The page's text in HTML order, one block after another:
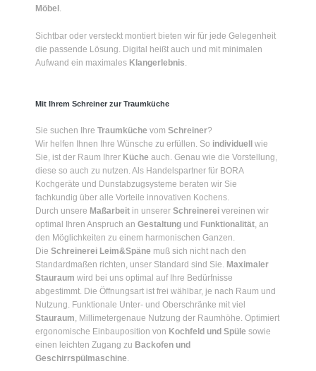
Möbel .
Sichtbar oder versteckt montiert bieten wir für jede Gelegenheit
die passende Lösung. Digital heißt auch und mit minimalen
Aufwand ein maximales Klangerlebnis.
Mit Ihrem Schreiner zur Traumküche
Sie suchen Ihre Traumküche vom Schreiner?
Wir helfen Ihnen Ihre Wünsche zu erfüllen. So individuell
wie
Sie, ist der Raum Ihrer Küche auch. Genau wie die Vorstellung,
diese so auch zu nutzen. Als Handelspartner für BORA
Kochgeräte und Dunstabzugsysteme beraten wir Sie
fachkundig über alle Vorteile innovativen Kochens.
Durch unsere Maßarbeit in unserer Schreinerei vereinen wir
optimal Ihren Anspruch an Gestaltung und Funktionalität, an
den Möglichkeiten zu einem harmonischen Ganzen.
Die Schreinerei Leim&Späne muß sich nicht nach den
Standardmaßen richten, unser Standard sind Sie. Maximaler
Stauraum wird bei uns optimal auf Ihre Bedürfnisse
abgestimmt. Die Öffnungsart ist frei wählbar, je nach Raum und
Nutzung. Funktionale Unter- und Oberschränke mit viel
Stauraum, Millimetergenaue Nutzung der Raumhöhe. Optimiert
ergonomische Einbauposition von Kochfeld und Spüle sowie
einen leichten Zugang zu Backofen und
Geschirrspülmaschine.